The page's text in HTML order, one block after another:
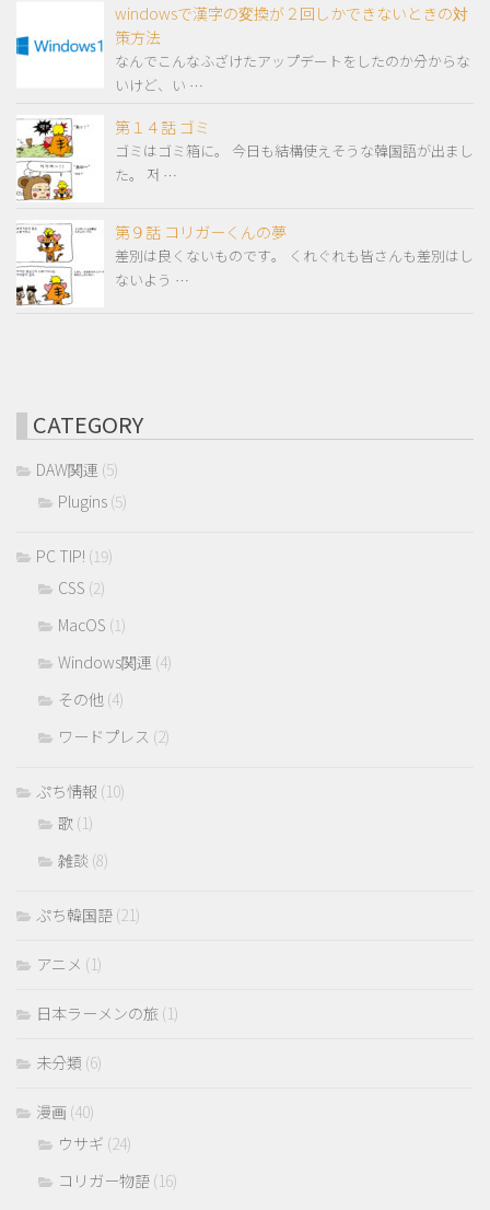
windowsで漢字の変換が２回しかできないときの対
策方法
なんでこんなふざけたアップデートをしたのか分からな
いけど、い …
第１４話 ゴミ
ゴミはゴミ箱に。 今日も結構使えそうな韓国語が出まし
た。 저 …
第９話 コリガーくんの夢
差別は良くないものです。 くれぐれも皆さんも差別はし
ないよう …
CATEGORY
DAW関連 (5)
Plugins (5)
PC TIP! (19)
CSS (2)
MacOS (1)
Windows関連 (4)
その他 (4)
ワードプレス (2)
ぷち情報 (10)
歌 (1)
雑談 (8)
ぷち韓国語 (21)
アニメ (1)
日本ラーメンの旅 (1)
未分類 (6)
漫画 (40)
ウサギ (24)
コリガー物語 (16)